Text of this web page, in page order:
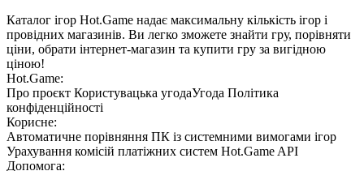
Каталог ігор Hot.Game надає максимальну кількість ігор і
провідних магазинів. Ви легко зможете знайти гру, порівняти
ціни, обрати інтернет-магазин та купити гру за вигідною
ціною!
Hot.Game:
Про проєкт Користувацька угодаУгода Політика
конфіденційності
Корисне:
Автоматичне порівняння ПК із системними вимогами ігор
Урахування комісій платіжних систем Hot.Game API
Допомога: